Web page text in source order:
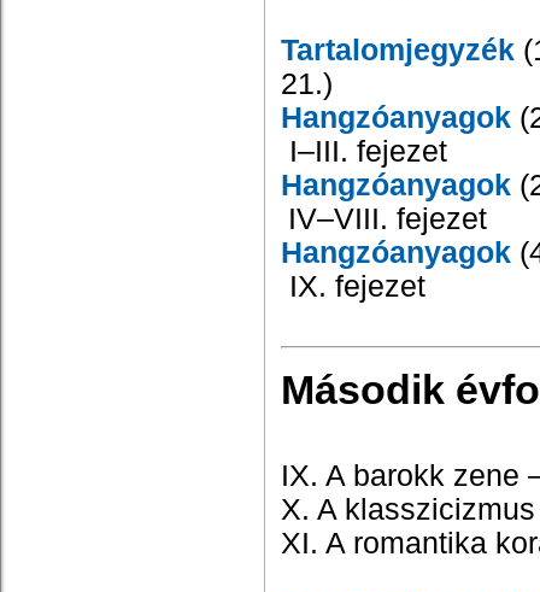
Tartalomjegyzék
21.)
Hangzóanyagok
I–III. fejezet
Hangzóanyagok
IV–VIII. fejezet
Hangzóanyagok
IX. fejezet
Második
IX. A barokk zene
X. A klasszicizmus
XI. A romantika